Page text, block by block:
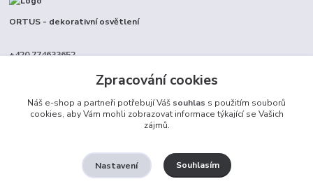
ORTUS - dekorativní osvětlení
+420 774633652
Zpracování cookies
Náš e-shop a partneři potřebují Váš souhlas s použitím souborů
cookies, aby Vám mohli zobrazovat informace týkající se Vašich
zájmů.
Nastavení Souhlasím